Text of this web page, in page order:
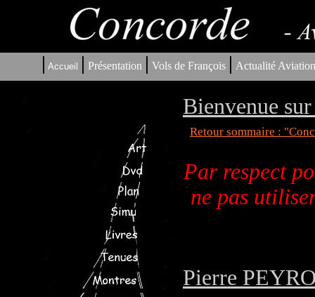
| Accueil | Présentation | Vols de François | Actualité
Bienvenue
Retour sommaire :
Par respect
ne pas
Pierre